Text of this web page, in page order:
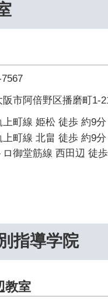
阪市阿倍野区播磨町1-
上町線 姫松 徒歩 約9分
上町線 北畠 徒歩 約9分
ロ御堂筋線 西田辺 徒
指導学院
教室